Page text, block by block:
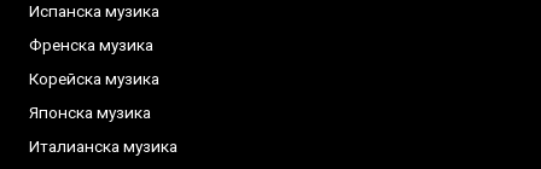
Испанска музика
Френска музика
Корейска музика
Японска музика
Италианска музика